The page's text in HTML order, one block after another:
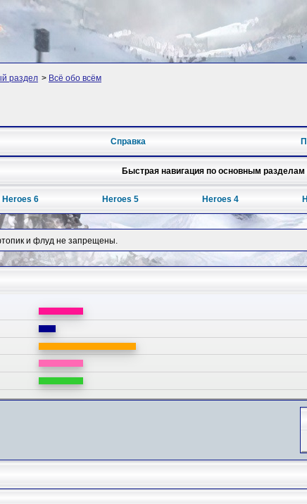
раздел > Всё обо всём
Справка
Быстрая навигация по основным
Heroes 6 Heroes 5 Heroes 4
и флуд не запрещены.